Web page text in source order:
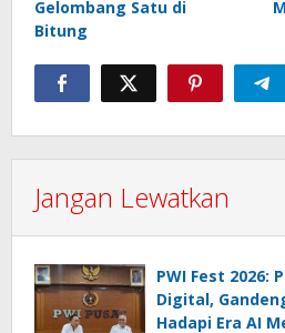
Gelombang Satu di
Bitung
Jangan Lewatkan
PWI Fest 2026:
Digital,
Hadapi Era AI